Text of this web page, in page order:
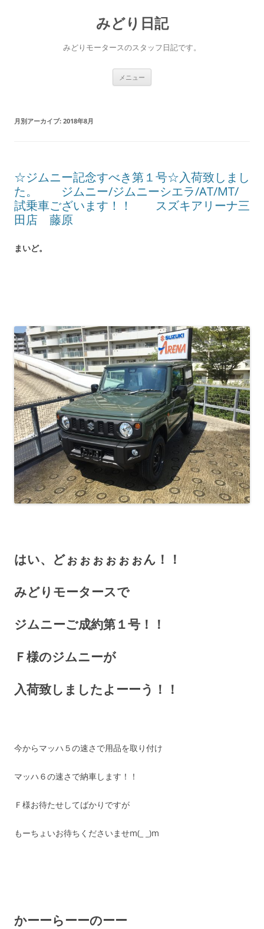
みどり日記
みどりモータースのスタッフ日記です。
メニュー
月別アーカイブ: 2018年8月
☆ジムニー記念すべき第１号☆入荷致しまし
た。 ジムニー/ジムニーシエラ/AT/MT/
試乗車ございます！！ スズキアリーナ三
田店 藤原
まいど。
はい、どぉぉぉぉぉぉん！！
みどりモータースで
ジムニーご成約第１号！！
Ｆ様のジムニーが
入荷致しましたよーーう！！
今からマッハ５の速さで用品を取り付け
マッハ６の速さで納車します！！
Ｆ様お待たせしてばかりですが
もーちょいお待ちくださいませm(_ _)m
かーーらーーのーー